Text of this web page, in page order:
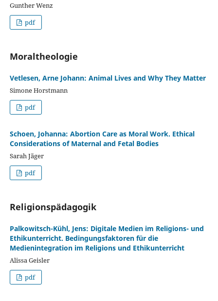
Gunther Wenz
pdf
Moraltheologie
Vetlesen, Arne Johann: Animal Lives and Why They Matter
Simone Horstmann
pdf
Schoen, Johanna: Abortion Care as Moral Work. Ethical
Considerations of Maternal and Fetal Bodies
Sarah Jäger
pdf
Religionspädagogik
Palkowitsch-Kühl, Jens: Digitale Medien im Religions- und
Ethikunterricht. Bedingungsfaktoren für die
Medienintegration im Religions und Ethikunterricht
Alissa Geisler
pdf